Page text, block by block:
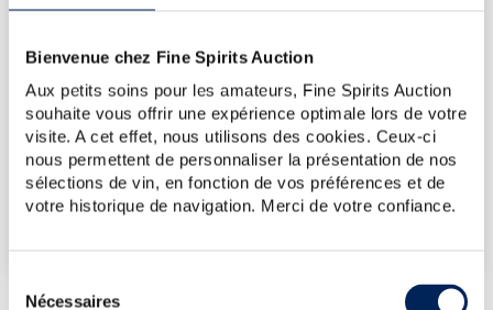
Bienvenue chez Fine Spirits Auction
Aux petits soins pour les amateurs, Fine Spirits Auction
souhaite vous offrir une expérience optimale lors de votre
visite. A cet effet, nous utilisons des cookies. Ceux-ci
nous permettent de personnaliser la présentation de nos
sélections de vin, en fonction de vos préférences et de
votre historique de navigation. Merci de votre confiance.
Nécessaires
30/01/2026
30/01/2026
536€
12/12/2025
536€
VOUS POSSÉDEZ
UN SPIRITUEUX IDENTIQUE ?